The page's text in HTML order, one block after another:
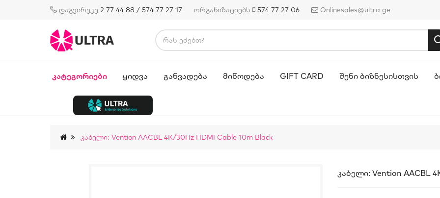
დაგვირეკე 2 77 44 88 / 574 77 27 17 ორგანიზაციებს 574 77 27 06 Onlinesales@ultra.ge
ᲙᲐᲢᲔᲒᲝᲠᲘᲔᲑᲘ ᲧᲘᲓᲕᲐ ᲒᲐᲜᲕᲐᲓᲔᲑᲐ ᲛᲘᲬᲝᲓᲔᲑᲐ GIFT CARD ᲨᲔᲜᲘ ᲑᲘᲖᲜᲔᲡᲘᲡᲗᲕᲘᲡ
Კაბელი: Vention AACBL 4K/30Hz HDMI Cable 10m Black
Კაბელი: Vention AACBL